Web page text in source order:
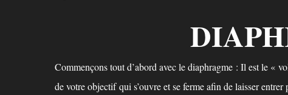
Commençons tout d’abord avec le diaphragme : Il est le «
de votre objectif qui s’ouvre et se ferme afin de laisser